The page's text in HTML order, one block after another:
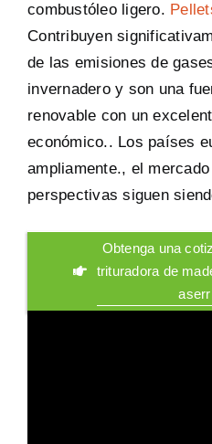
combustóleo ligero.
Contribuyen
de las emisiones de
invernadero y son una
renovable con un
económico.. Los países
ampliamente., el
perspectivas siguen
Obtenga una
trituradora de